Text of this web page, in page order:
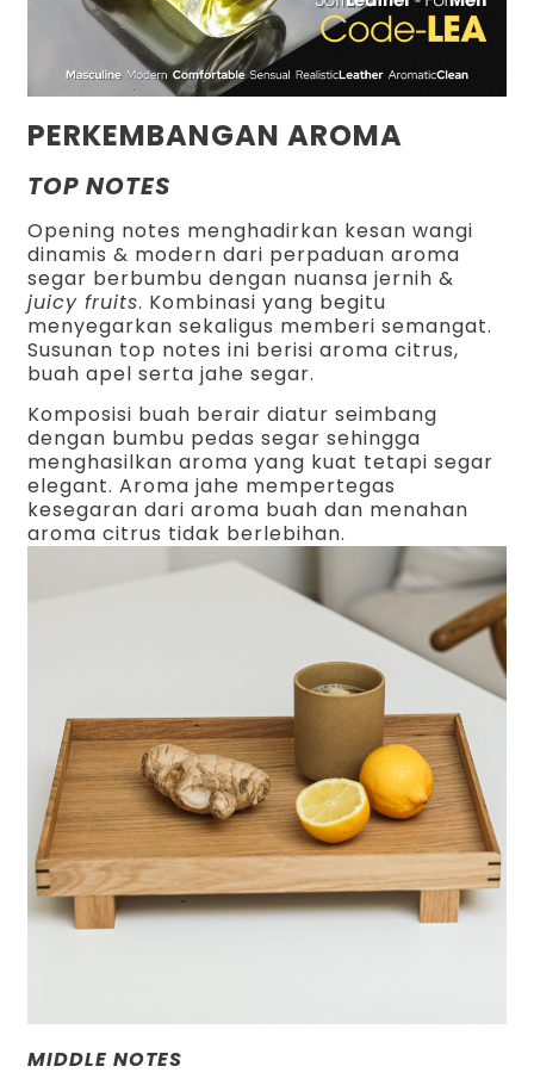
PERKEMBANGAN AROMA
TOP NOTES
Opening notes menghadirkan kesan wangi
dinamis & modern dari perpaduan aroma
segar berbumbu dengan nuansa jernih &
juicy fruits. Kombinasi yang begitu
menyegarkan sekaligus memberi semangat.
Susunan top notes ini berisi aroma citrus,
buah apel serta jahe segar.
Komposisi buah berair diatur seimbang
dengan bumbu pedas segar sehingga
menghasilkan aroma yang kuat tetapi segar
elegant. Aroma jahe mempertegas
kesegaran dari aroma buah dan menahan
aroma citrus tidak berlebihan.
MIDDLE NOTES